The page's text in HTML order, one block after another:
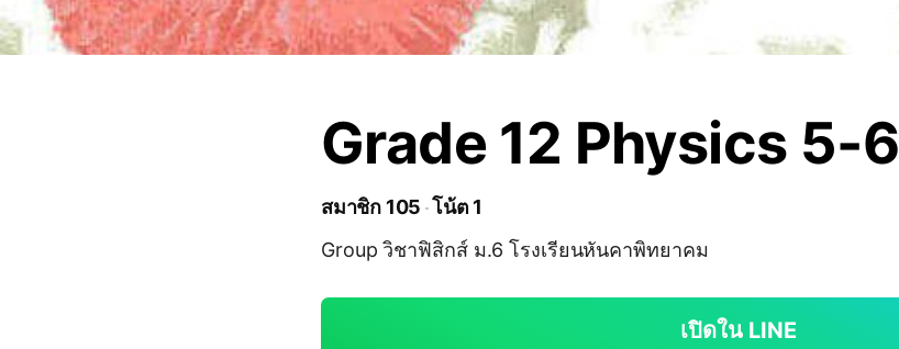
Grade 12 Physics 5-6
สมาชิก 105 โน้ต 1
Group วิชาฟิสิกส์ ม.6 โรงเรียนหันคาพิทยาคม
เปิดใน LINE